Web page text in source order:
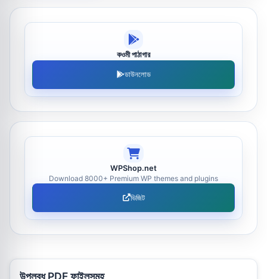
কওমী পাঠাগার
ডাউনলোড
WPShop.net
Download 8000+ Premium WP themes and plugins
ভিজিট